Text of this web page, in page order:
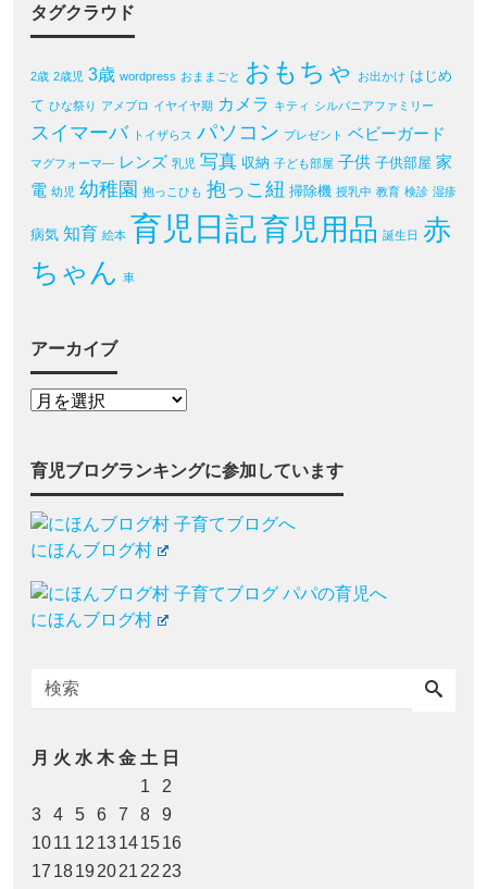
タグクラウド
2歳 2歳児 3歳 wordpress おままごと おもちゃ お出かけ はじめ
て ひな祭り アメブロ イヤイヤ期 カメラ キティ シルバニアファミリー
スイマーバ トイザらス パソコン プレゼント ベビーガード
マグフォーマ― レンズ 乳児 写真 収納 子ども部屋 子供 子供部屋 家
電 幼児 幼稚園 抱っこひも 抱っこ紐 掃除機 授乳中 教育 検診 湿疹
病気 知育 絵本 育児日記育児用品 誕生日 赤
ちゃん 車
アーカイブ
育児ブログランキングに参加しています
にほんブログ村
にほんブログ村
月 火 水 木 金 土 日
1
2
3
4 5 6 7 8
9
1011 12 13141516
17 18192021 22 23